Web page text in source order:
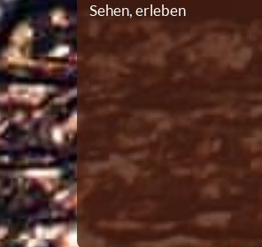
Sehen, erleben